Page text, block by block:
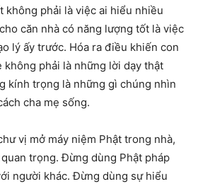
không phải là việc ai hiểu nhiều
căn nhà có năng lượng tốt là việc
lý ấy trước. Hóa ra điều khiến con
không phải là những lời dạy thật
kính trọng là những gì chúng nhìn
cha mẹ sống.
vị mở máy niệm Phật trong nhà,
trọng. Đừng dùng Phật pháp
người khác. Đừng dùng sự hiểu